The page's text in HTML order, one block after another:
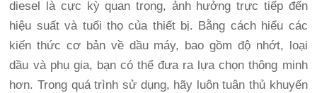
diesel là cực kỳ quan trọng, ảnh hưởng trực tiếp đến
hiệu suất và tuổi thọ của thiết bị. Bằng cách hiểu các
kiến thức cơ bản về dầu máy, bao gồm độ nhớt, loại
dầu và phụ gia, bạn có thể đưa ra lựa chọn thông minh
hơn. Trong quá trình sử dụng, hãy luôn tuân thủ khuyến